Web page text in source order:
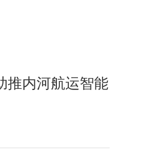
推内河航运智能